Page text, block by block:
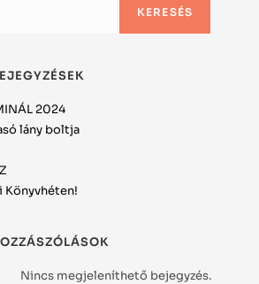
KERESÉS
2024
lány boltja
Könyvhéten!
Nincs megjeleníthető bejegyzés.